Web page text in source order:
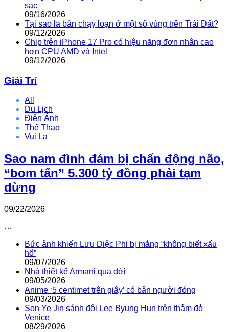
sạc
09/16/2026
Tại sao la bàn chạy loạn ở một số vùng trên Trái Đất?
09/12/2026
Chip trên iPhone 17 Pro có hiệu năng đơn nhân cao
hơn CPU AMD và Intel
09/12/2026
Giải Trí
All
Du Lịch
Điện Ảnh
Thể Thao
Vui Lạ
Sao nam đình đám bị chấn động não,
“bom tấn” 5.300 tỷ đồng phải tạm
dừng
09/22/2026
…
Bức ảnh khiến Lưu Diệc Phi bị mắng “không biết xấu
hổ”
09/07/2026
Nhà thiết kế Armani qua đời
09/05/2026
Anime ‘5 centimet trên giây’ có bản người đóng
09/03/2026
Son Ye Jin sánh đôi Lee Byung Hun trên thảm đỏ
Venice
08/29/2026